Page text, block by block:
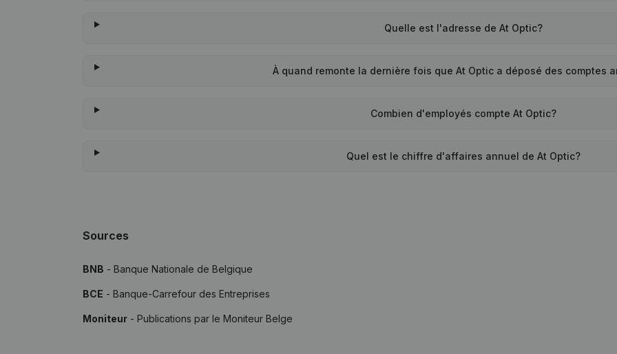
Quelle est l'adresse de At Optic?
À quand remonte la dernière fois que At Optic a déposé des comptes
Combien d'employés compte At Optic?
Quel est le chiffre d'affaires annuel de At Optic?
Sources
BNB - Banque Nationale de Belgique
BCE - Banque-Carrefour des Entreprises
Moniteur - Publications par le Moniteur Belge